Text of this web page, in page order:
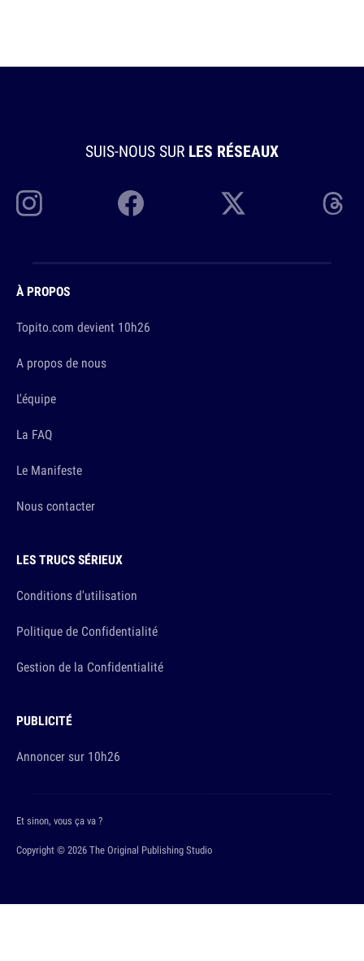
SUIS-NOUS SUR LES RÉSEAUX
À PROPOS
Topito.com devient 10h26
A propos de nous
L'équipe
La FAQ
Le Manifeste
Nous contacter
LES TRUCS SÉRIEUX
Conditions d'utilisation
Politique de Confidentialité
Gestion de la Confidentialité
PUBLICITÉ
Annoncer sur 10h26
Copyright © 2026 The Original Publishing Studio
Et sinon, vous ça va ?